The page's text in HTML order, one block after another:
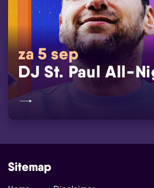
za 5 sep
DJ St. Paul All-
Sitemap